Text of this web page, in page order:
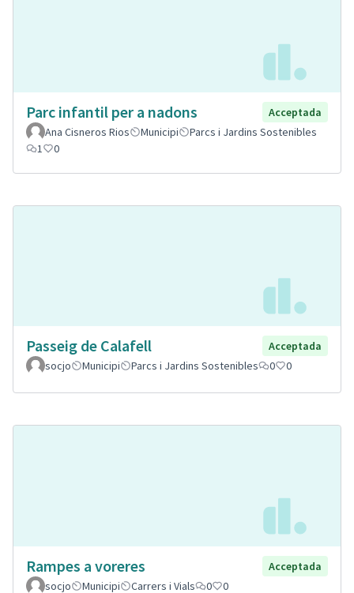
Parc infantil per a nadons
Acceptada
Ana Cisneros Rios
Municipi
Parcs i Jardins Sostenibles
1
0
Passeig de Calafell
Acceptada
socjo
Municipi Parcs i Jardins Sostenibles 0 0
Rampes a voreres
Acceptada
socjo
Municipi Carrers i Vials 0 0